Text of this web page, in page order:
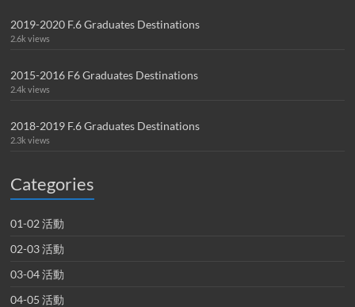
2019-2020 F.6 Graduates Destinations
2.6k views
2015-2016 F6 Graduates Destinations
2.4k views
2018-2019 F.6 Graduates Destinations
2.3k views
Categories
01-02 活動
02-03 活動
03-04 活動
04-05 活動